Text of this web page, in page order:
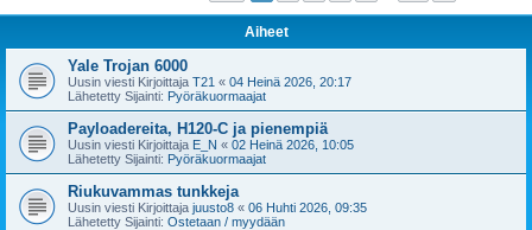
Aiheet
Yale Trojan 6000
Uusin viesti Kirjoittaja T21 « 04 Heinä 2026, 20:17
Lähetetty Sijainti: Pyöräkuormaajat
Payloadereita, H120-C ja pienempiä
Uusin viesti Kirjoittaja E_N « 02 Heinä 2026, 10:05
Lähetetty Sijainti: Pyöräkuormaajat
Riukuvammas tunkkeja
Uusin viesti Kirjoittaja juusto8 « 06 Huhti 2026, 09:35
Lähetetty Sijainti: Ostetaan / myydään